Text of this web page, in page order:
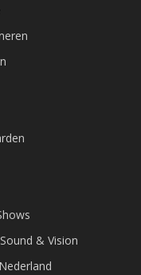
& Vision